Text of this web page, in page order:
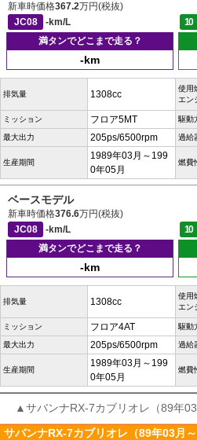
新車時価格367.2万円(税抜)
JC08
-km/L 10
満タンでどこまで走る？
-km
排気量 1308cc
使用
エン
ミッション フロア5MT 駆動
最大出力 205ps/6500rpm 過給
生産期間
1989年03月～199
0年05月
燃費
ベースモデル
新車時価格376.6万円(税抜)
JC08
-km/L 10
満タンでどこまで走る？
-km
排気量 1308cc
使用
エン
ミッション フロア4AT 駆動
最大出力 205ps/6500rpm 過給
生産期間
1989年03月～199
0年05月
燃費
▲サバンナRX-7カブリオレ（89年
サバンナRX-7カブリオレ（89年03月